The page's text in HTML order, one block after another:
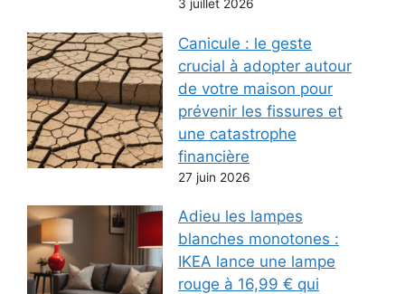
3 juillet 2026
Canicule : le geste
crucial à adopter autour
de votre maison pour
prévenir les fissures et
une catastrophe
financière
27 juin 2026
Adieu les lampes
blanches monotones :
IKEA lance une lampe
rouge à 16,99 € qui